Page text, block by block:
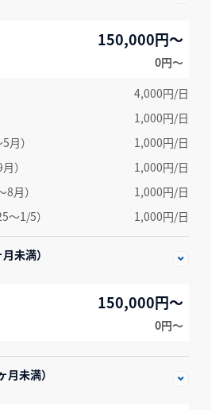
150,000円～
0円〜
4,000円/日
1,000円/日
月）
1,000円/日
）
1,000円/日
月）
1,000円/日
～1/5）
1,000円/日
未満）
150,000円～
0円〜
未満）